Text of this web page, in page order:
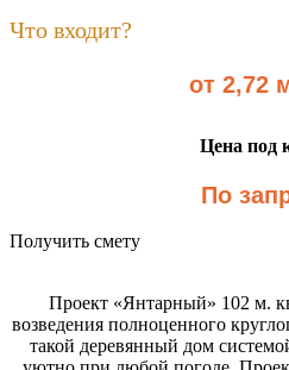
Что входит?
от 2,72
Цена под
По
Получить смету
Проект «Янтарный» 102 м.
возведения полноценного
такой деревянный дом